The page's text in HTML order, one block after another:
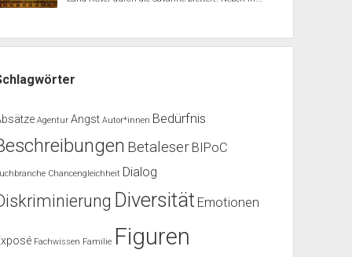
Agentur Angst Autor*innen Bedürfnis
Betaleser BIPoC
Chancengleichheit Dialog
Diversität Emotionen
Fachwissen Familie Figuren